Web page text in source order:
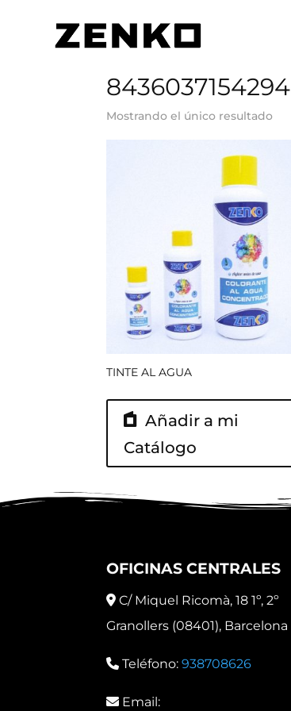
8436037154294
Mostrando el único resultado
TINTE AL AGUA
Añadir a mi
Catálogo
OFICINAS CENTRALES
C/ Miquel Ricomà, 18 1º, 2º
Granollers (08401), Barcelona
Teléfono: 938708626
Email: